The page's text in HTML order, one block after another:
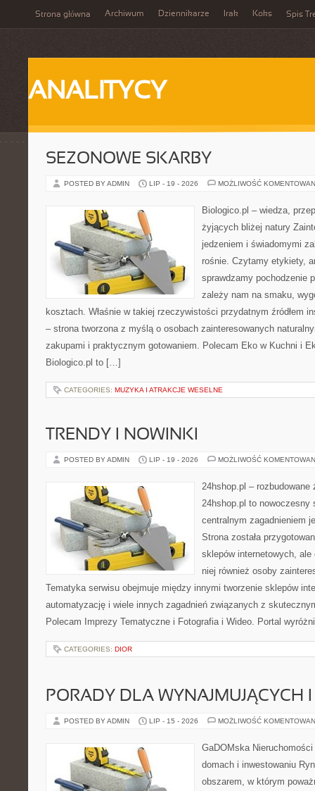
Strona główna Archiwum Dziennikarze Irak Koks Spis
ANALITYCY
SEZONOWE SKARBY
POSTED BY ADMIN LIP - 19 - 2026 MOŻLIWOŚĆ
Biologico.pl – wiedza,
żyjących bliżej natury
jedzeniem i świadomymi
rośnie. Czytamy etykiety,
sprawdzamy pochodzenie
zależy nam na smaku,
kosztach. Właśnie w takiej rzeczywistości przydatnym źródłem
– strona tworzona z myślą o osobach zainteresowanych
zakupami i praktycznym gotowaniem. Polecam Eko w Kuchni i
Biologico.pl to […]
CATEGORIES: MUZYKA I ATRAKCJE WESELNE
TRENDY I NOWINKI
POSTED BY ADMIN LIP - 19 - 2026 MOŻLIWOŚĆ
24hshop.pl – rozbudowane
24hshop.pl to nowoczesny
centralnym zagadnieniem
Strona została
sklepów internetowych, ale
niej również osoby
Tematyka serwisu obejmuje między innymi tworzenie sklepów
automatyzację i wiele innych zagadnień związanych z
Polecam Imprezy Tematyczne i Fotografia i Wideo. Portal
CATEGORIES: DIOR
PORADY DLA WYNAJMUJĄCYCH
POSTED BY ADMIN LIP - 15 - 2026 MOŻLIWOŚĆ
GaDOMska
domach i inwestowaniu
obszarem, w którym